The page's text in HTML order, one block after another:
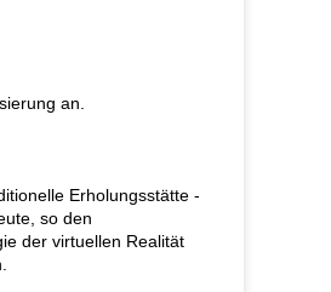
an.
Erholungsstätte -
so den
der virtuellen Realität